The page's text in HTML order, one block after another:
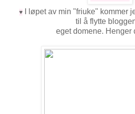
♥
I løpet av min "friuke" kommer
til å flytte
eget domene. Henger